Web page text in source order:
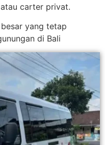
carter privat.
yang tetap
di Bali